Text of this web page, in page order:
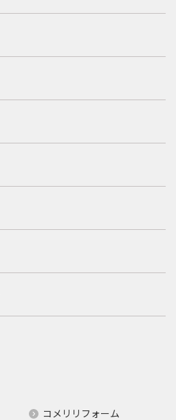
コメリリフォーム